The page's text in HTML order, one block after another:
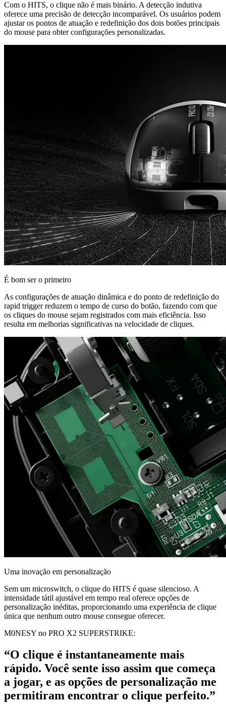
Com o HITS, o clique não é mais binário. A detecção indutiva
oferece uma precisão de detecção incomparável. Os usuários podem
ajustar os pontos de atuação e redefinição dos dois botões principais
do mouse para obter configurações personalizadas.
É bom ser o primeiro
As configurações de atuação dinâmica e do ponto de redefinição do
rapid trigger reduzem o tempo de curso do botão, fazendo com que
os cliques do mouse sejam registrados com mais eficiência. Isso
resulta em melhorias significativas na velocidade de cliques.
Uma inovação em personalização
Sem um microswitch, o clique do HITS é quase silencioso. A
intensidade tátil ajustável em tempo real oferece opções de
personalização inéditas, proporcionando uma experiência de clique
única que nenhum outro mouse consegue oferecer.
M0NESY no PRO X2 SUPERSTRIKE:
“O clique é instantaneamente mais
rápido. Você sente isso assim que começa
a jogar, e as opções de personalização me
permitiram encontrar o clique perfeito.”